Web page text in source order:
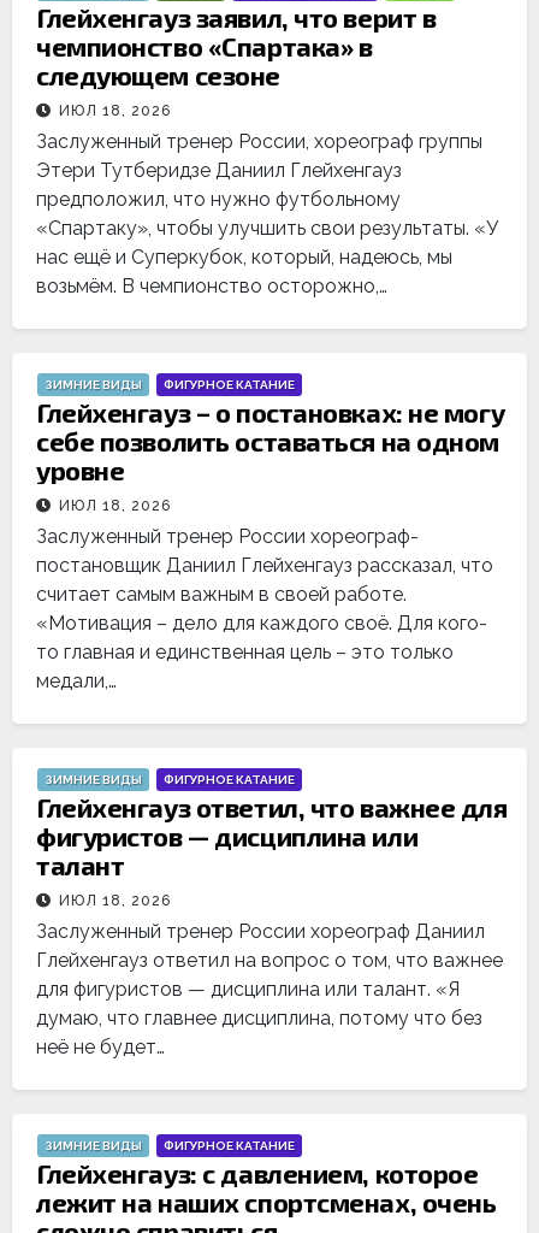
Глейхенгауз заявил, что верит в
чемпионство «Спартака» в
следующем сезоне
ИЮЛ 18, 2026
Заслуженный тренер России, хореограф группы
Этери Тутберидзе Даниил Глейхенгауз
предположил, что нужно футбольному
«Спартаку», чтобы улучшить свои результаты. «У
нас ещё и Суперкубок, который, надеюсь, мы
возьмём. В чемпионство осторожно,…
ЗИМНИЕ ВИДЫ ФИГУРНОЕ КАТАНИЕ
Глейхенгауз – о постановках: не могу
себе позволить оставаться на одном
уровне
ИЮЛ 18, 2026
Заслуженный тренер России хореограф-
постановщик Даниил Глейхенгауз рассказал, что
считает самым важным в своей работе.
«Мотивация – дело для каждого своё. Для кого-
то главная и единственная цель – это только
медали,…
ЗИМНИЕ ВИДЫ ФИГУРНОЕ КАТАНИЕ
Глейхенгауз ответил, что важнее для
фигуристов — дисциплина или
талант
ИЮЛ 18, 2026
Заслуженный тренер России хореограф Даниил
Глейхенгауз ответил на вопрос о том, что важнее
для фигуристов — дисциплина или талант. «Я
думаю, что главнее дисциплина, потому что без
неё не будет…
ЗИМНИЕ ВИДЫ ФИГУРНОЕ КАТАНИЕ
Глейхенгауз: с давлением, которое
лежит на наших спортсменах, очень